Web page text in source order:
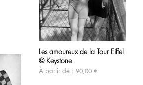
Ce
a
plusieurs
variations.
Les
Les amoureux de la Tour Eiffel
© Keystone
À partir de : 90,00 €